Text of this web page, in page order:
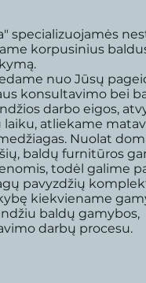
specializuojamės
korpusinius
nuo Jūsų
konsultavimo bei
darbo eigos,
atliekame
Nuolat
baldų furnitūros
todėl galime
pavyzdžių
kiekviename
baldų gamybos,
darbų procesu.